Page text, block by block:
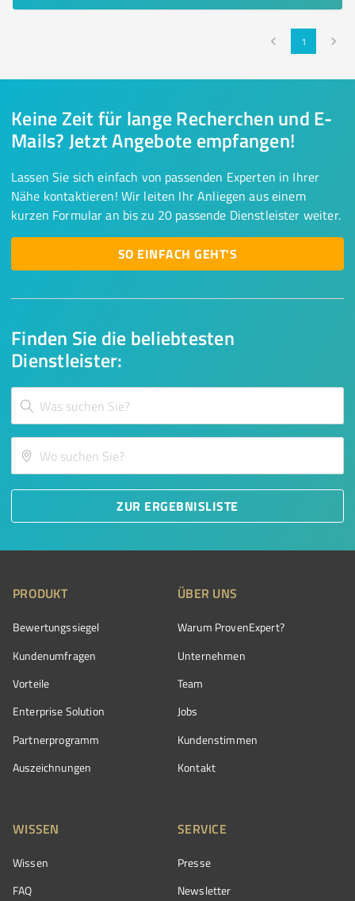
1
Finden Sie die beliebtesten
Dienstleister:
ZUR ERGEBNISLISTE
Keine Zeit für lange Recherchen und E-
Mails? Jetzt Angebote empfangen!
Lassen Sie sich einfach von passenden Experten in Ihrer
Nähe kontaktieren! Wir leiten Ihr Anliegen aus einem
kurzen Formular an bis zu 20 passende Dienstleister weiter.
SO EINFACH GEHT'S
PRODUKT
Bewertungssiegel
Kundenumfragen
Vorteile
Enterprise Solution
Partnerprogramm
Auszeichnungen
ÜBER UNS
Warum ProvenExpert?
Unternehmen
Team
Jobs
Kundenstimmen
Kontakt
WISSEN
Wissen
FAQ
SERVICE
Presse
Newsletter